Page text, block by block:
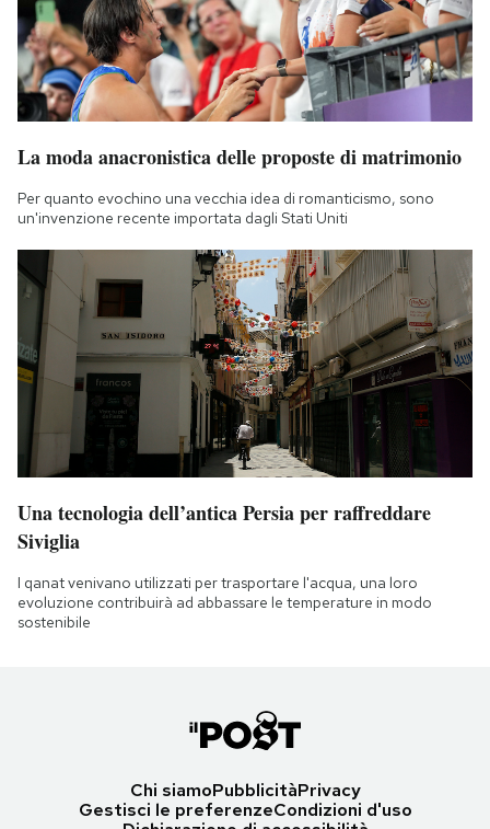
La moda anacronistica delle proposte di matrimonio
Per quanto evochino una vecchia idea di romanticismo, sono
un'invenzione recente importata dagli Stati Uniti
Una tecnologia dell’antica Persia per raffreddare
Siviglia
I qanat venivano utilizzati per trasportare l'acqua, una loro
evoluzione contribuirà ad abbassare le temperature in modo
sostenibile
Chi siamoPubblicitàPrivacy
Gestisci le preferenzeCondizioni d'uso